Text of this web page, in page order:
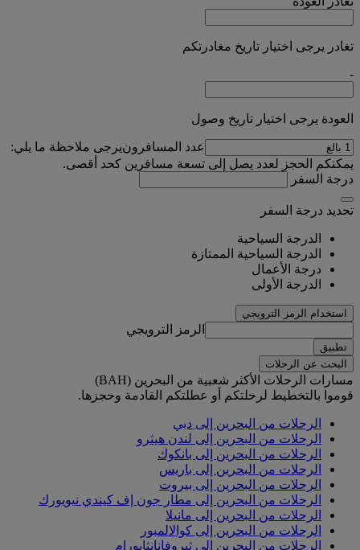
تغادر يرجى اختيار تاريخ مغادرتكم
-
العودة يرجى اختيار تاريخ وصول
عدد المسافرونيرجى ملاحظة ما يلي:
يمكنكم الحجز لعدد يصل إلى تسعة مسافرين كحد أقصى.
درجة السفر
تحديد درجة السفر
الدرجة السياحية
الدرجة السياحية الممتازة
درجة الأعمال
الدرجة الأولى
استخدام الرمز الترويجي
الرمز الترويجي
تطبيق
البحث عن الرحلات
مسارات الرحلات الأكثر شعبية من البحرين (BAH)
قوموا بالتخطيط لرحلتكم أو عطلتكم القادمة وحجزها.
الرحلات من البحرين إلى دبي
الرحلات من البحرين إلى لندن هيثرو
الرحلات من البحرين إلى بانكوك
الرحلات من البحرين إلى باريس
الرحلات من البحرين إلى بيروت
الرحلات من البحرين إلى مطار جون إف كيندي نيويورك
الرحلات من البحرين إلى مانيلا
الرحلات من البحرين إلى كوالالمبور
الرحلات من البحرين إلى ثيروفانانثابورام